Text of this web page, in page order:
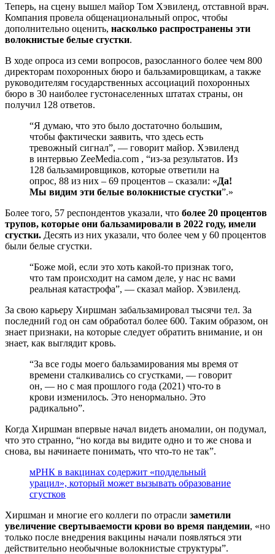
Теперь, на сцену вышел майор Том Хэвиленд, отставной врач.
Компания провела общенациональный опрос, чтобы
дополнительно оценить, насколько распространены эти
волокнистые белые сгустки.
В ходе опроса из семи вопросов, разосланного более чем 800
директорам похоронных бюро и бальзамировщикам, а также
руководителям государственных ассоциаций похоронных
бюро в 30 наиболее густонаселенных штатах страны, он
получил 128 ответов.
“Я думаю, что это было достаточно большим,
чтобы фактически заявить, что здесь есть
тревожный сигнал”, — говорит майор. Хэвиленд
в интервью ZeeMedia.com , “из-за результатов. Из
128 бальзамировщиков, которые ответили на
опрос, 88 из них – 69 процентов – сказали: «Да!
Мы видим эти белые волокнистые сгустки”.»
Более того, 57 респондентов указали, что более 20 процентов
трупов, которые они бальзамировали в 2022 году, имели
сгустки. Десять из них указали, что более чем у 60 процентов
были белые сгустки.
“Боже мой, если это хоть какой-то признак того,
что там происходит на самом деле, у нас нс вами
реальная катастрофа”, — сказал майор. Хэвиленд.
За свою карьеру Хиршман забальзамировал тысячи тел. За
последний год он сам обработал более 600. Таким образом, он
знает признаки, на которые следует обратить внимание, и он
знает, как выглядит кровь.
“За все годы моего бальзамирования мы время от
времени сталкивались со сгустками, — говорит
он, — но с мая прошлого года (2021) что-то в
крови изменилось. Это ненормально. Это
радикально”.
Когда Хиршман впервые начал видеть аномалии, он подумал,
что это странно, “но когда вы видите одно и то же снова и
снова, вы начинаете понимать, что что-то не так”.
мРНК в вакцинах содержит «поддельный
урацил», который может вызывать образование
сгустков
Хиршман и многие его коллеги по отрасли заметили
увеличение свертываемости крови во время пандемии, «но
только после внедрения вакцины начали появляться эти
действительно необычные волокнистые структуры”.